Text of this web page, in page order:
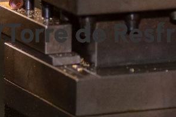
de